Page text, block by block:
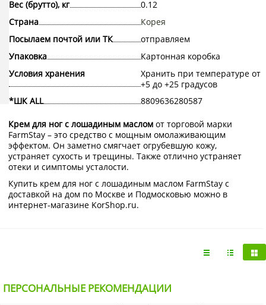
Вес (брутто), кг
0.12
Страна
Корея
Посылаем почтой или ТК
отправляем
Упаковка
Картонная коробка
Условия хранения
Хранить при температуре от
+5 до +25 градусов
*ШК ALL
8809636280587
Крем для ног с лошадиным маслом от торговой марки
FarmStay – это средство с мощным омолаживающим
эффектом. Он заметно смягчает огрубевшую кожу,
устраняет сухость и трещины. Также отлично устраняет
отеки и симптомы усталости.
Купить крем для ног с лошадиным маслом FarmStay с
доставкой на дом по Москве и Подмосковью можно в
интернет-магазине KorShop.ru.
ПЕРСОНАЛЬНЫЕ РЕКОМЕНДАЦИИ